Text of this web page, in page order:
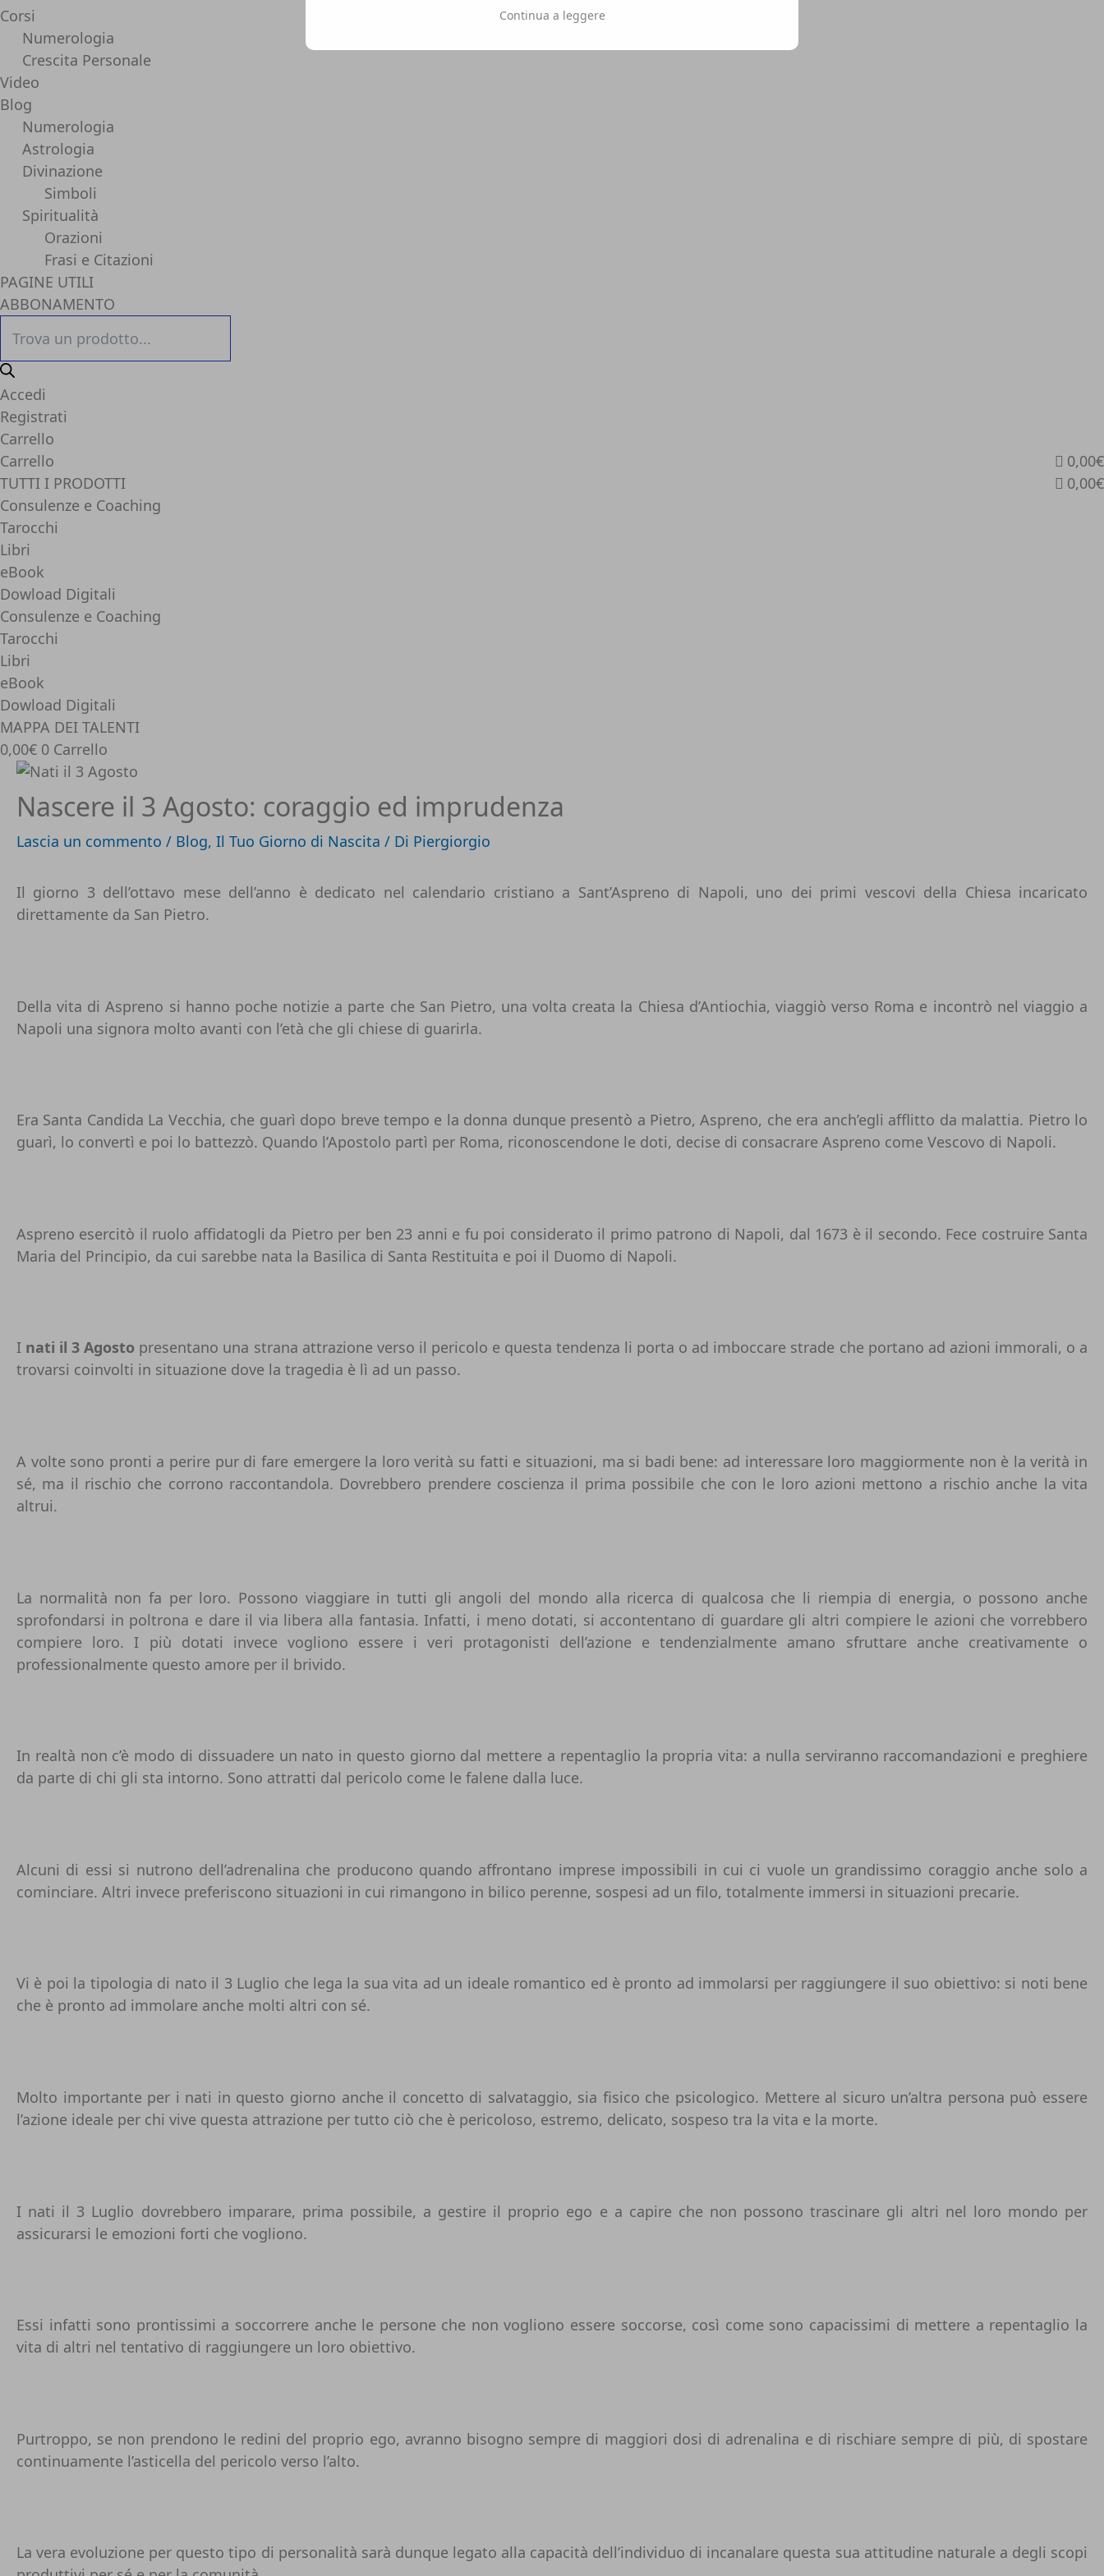
Corsi
Numerologia
Crescita Personale
Video
Blog
Numerologia
Astrologia
Divinazione
Simboli
Spiritualità
Orazioni
Frasi e Citazioni
PAGINE UTILI
ABBONAMENTO
Accedi
Registrati
Carrello
0,00€
Carrello
0,00€
TUTTI I PRODOTTI
Consulenze e Coaching
Tarocchi
Libri
eBook
Dowload Digitali
Consulenze e Coaching
Tarocchi
Libri
eBook
Dowload Digitali
MAPPA DEI TALENTI
0,00€ 0 Carrello
Nascere il 3 Agosto: coraggio ed imprudenza
Lascia un commento / Blog, Il Tuo Giorno di Nascita / Di Piergiorgio
Il giorno 3 dell’ottavo mese dell’anno è dedicato nel calendario cristiano a Sant’Aspreno di Napoli, uno dei primi vescovi della Chiesa incaricato
direttamente da San Pietro.
Della vita di Aspreno si hanno poche notizie a parte che San Pietro, una volta creata la Chiesa d’Antiochia, viaggiò verso Roma e incontrò nel viaggio a
Napoli una signora molto avanti con l’età che gli chiese di guarirla.
Era Santa Candida La Vecchia, che guarì dopo breve tempo e la donna dunque presentò a Pietro, Aspreno, che era anch’egli afflitto da malattia. Pietro lo
guarì, lo convertì e poi lo battezzò. Quando l’Apostolo partì per Roma, riconoscendone le doti, decise di consacrare Aspreno come Vescovo di Napoli.
Aspreno esercitò il ruolo affidatogli da Pietro per ben 23 anni e fu poi considerato il primo patrono di Napoli, dal 1673 è il secondo. Fece costruire Santa
Maria del Principio, da cui sarebbe nata la Basilica di Santa Restituita e poi il Duomo di Napoli.
I nati il 3 Agosto presentano una strana attrazione verso il pericolo e questa tendenza li porta o ad imboccare strade che portano ad azioni immorali, o a
trovarsi coinvolti in situazione dove la tragedia è lì ad un passo.
A volte sono pronti a perire pur di fare emergere la loro verità su fatti e situazioni, ma si badi bene: ad interessare loro maggiormente non è la verità in
sé, ma il rischio che corrono raccontandola. Dovrebbero prendere coscienza il prima possibile che con le loro azioni mettono a rischio anche la vita
altrui.
La normalità non fa per loro. Possono viaggiare in tutti gli angoli del mondo alla ricerca di qualcosa che li riempia di energia, o possono anche
sprofondarsi in poltrona e dare il via libera alla fantasia. Infatti, i meno dotati, si accontentano di guardare gli altri compiere le azioni che vorrebbero
compiere loro. I più dotati invece vogliono essere i veri protagonisti dell’azione e tendenzialmente amano sfruttare anche creativamente o
professionalmente questo amore per il brivido.
In realtà non c’è modo di dissuadere un nato in questo giorno dal mettere a repentaglio la propria vita: a nulla serviranno raccomandazioni e preghiere
da parte di chi gli sta intorno. Sono attratti dal pericolo come le falene dalla luce.
Alcuni di essi si nutrono dell’adrenalina che producono quando affrontano imprese impossibili in cui ci vuole un grandissimo coraggio anche solo a
cominciare. Altri invece preferiscono situazioni in cui rimangono in bilico perenne, sospesi ad un filo, totalmente immersi in situazioni precarie.
Vi è poi la tipologia di nato il 3 Luglio che lega la sua vita ad un ideale romantico ed è pronto ad immolarsi per raggiungere il suo obiettivo: si noti bene
che è pronto ad immolare anche molti altri con sé.
Molto importante per i nati in questo giorno anche il concetto di salvataggio, sia fisico che psicologico. Mettere al sicuro un’altra persona può essere
l’azione ideale per chi vive questa attrazione per tutto ciò che è pericoloso, estremo, delicato, sospeso tra la vita e la morte.
I nati il 3 Luglio dovrebbero imparare, prima possibile, a gestire il proprio ego e a capire che non possono trascinare gli altri nel loro mondo per
assicurarsi le emozioni forti che vogliono.
Essi infatti sono prontissimi a soccorrere anche le persone che non vogliono essere soccorse, così come sono capacissimi di mettere a repentaglio la
vita di altri nel tentativo di raggiungere un loro obiettivo.
Purtroppo, se non prendono le redini del proprio ego, avranno bisogno sempre di maggiori dosi di adrenalina e di rischiare sempre di più, di spostare
continuamente l’asticella del pericolo verso l’alto.
La vera evoluzione per questo tipo di personalità sarà dunque legato alla capacità dell’individuo di incanalare questa sua attitudine naturale a degli scopi
Continua a leggere